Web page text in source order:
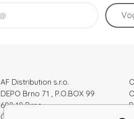
AF Distribution s.r.o.
DEPO Brno 71 , P.O.BOX 99
600 10 Brno
Česká republika